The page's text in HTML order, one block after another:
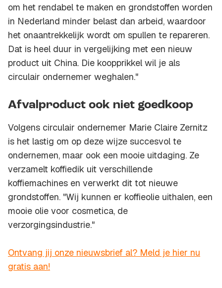
om het rendabel te maken en grondstoffen worden
in Nederland minder belast dan arbeid, waardoor
het onaantrekkelijk wordt om spullen te repareren.
Dat is heel duur in vergelijking met een nieuw
product uit China. Die koopprikkel wil je als
circulair ondernemer weghalen."
Afvalproduct ook niet goedkoop
Volgens circulair ondernemer Marie Claire Zernitz
is het lastig om op deze wijze succesvol te
ondernemen, maar ook een mooie uitdaging. Ze
verzamelt koffiedik uit verschillende
koffiemachines en verwerkt dit tot nieuwe
grondstoffen. "Wij kunnen er koffieolie uithalen, een
mooie olie voor cosmetica, de
verzorgingsindustrie."
Ontvang jij onze nieuwsbrief al? Meld je hier nu
gratis aan!